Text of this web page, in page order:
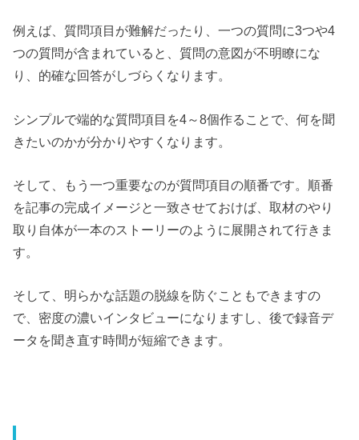
例えば、質問項目が難解だったり、一つの質問に3つや4
つの質問が含まれていると、質問の意図が不明瞭にな
り、的確な回答がしづらくなります。
シンプルで端的な質問項目を4～8個作ることで、何を聞
きたいのかが分かりやすくなります。
そして、もう一つ重要なのが質問項目の順番です。順番
を記事の完成イメージと一致させておけば、取材のやり
取り自体が一本のストーリーのように展開されて行きま
す。
そして、明らかな話題の脱線を防ぐこともできますの
で、密度の濃いインタビューになりますし、後で録音デ
ータを聞き直す時間が短縮できます。